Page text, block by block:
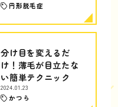
円形脱毛症
分け目を変えるだ
け！薄毛が目立たな
い簡単テクニック
2024.01.23
かつら